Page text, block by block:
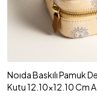
Noıda Baskılı Pamuk
Kutu 12.10x12.10 Cm